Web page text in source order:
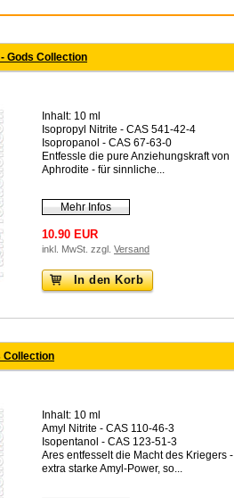
Gods Collection
Inhalt: 10 ml
Isopropyl Nitrite - CAS 541-42-4
Isopropanol - CAS 67-63-0
Entfessle die pure Anziehungskraft von
Aphrodite - für sinnliche...
Mehr Infos
10.90 EUR
inkl. MwSt. zzgl. Versand
In den Korb
Collection
Inhalt: 10 ml
Amyl Nitrite - CAS 110-46-3
Isopentanol - CAS 123-51-3
Ares entfesselt die Macht des Kriegers -
extra starke Amyl-Power, so...